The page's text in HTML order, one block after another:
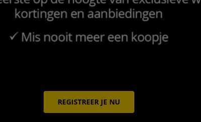
REGISTREER JE NU